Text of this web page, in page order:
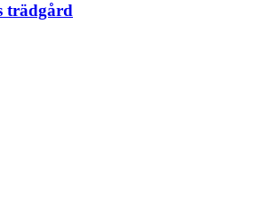
trädgård